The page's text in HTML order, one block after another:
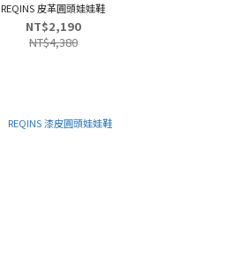
REQINS 皮革圓頭娃娃鞋
NT$2,190
NT$4,380